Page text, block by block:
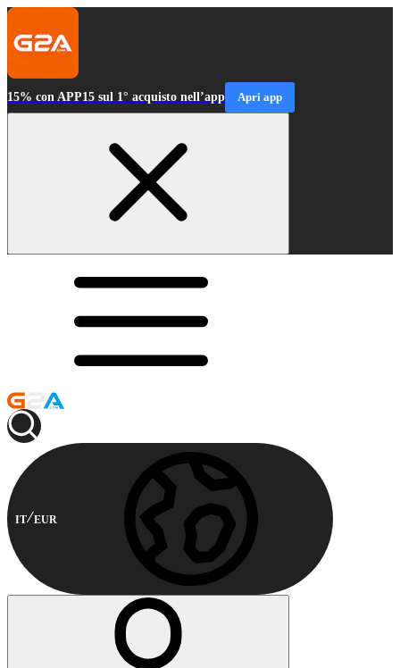
15% con APP15 sul 1° acquisto nell’app Apri app
IT EUR